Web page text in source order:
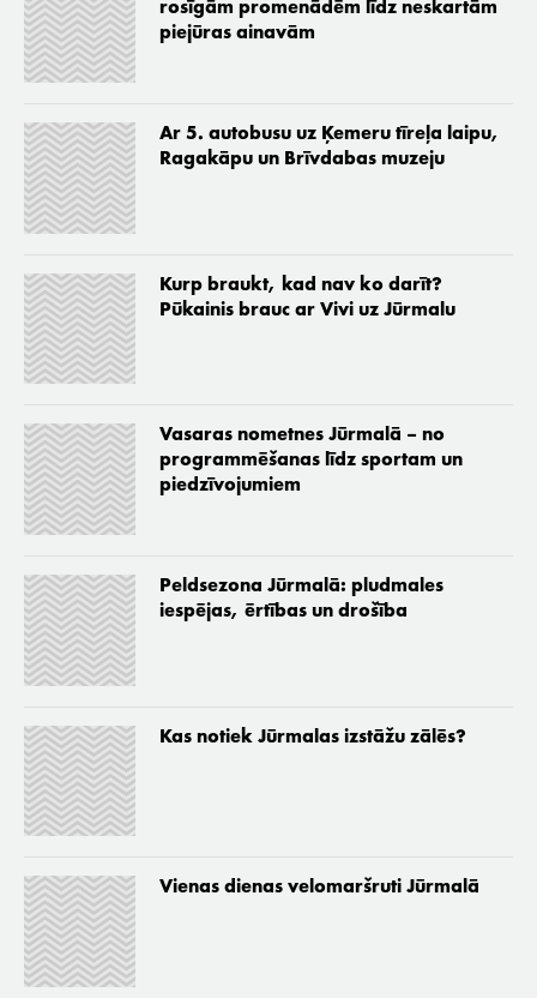
rosīgām promenādēm līdz neskartām
piejūras ainavām
Ar 5. autobusu uz Ķemeru tīreļa laipu,
Ragakāpu un Brīvdabas muzeju
Kurp braukt, kad nav ko darīt?
Pūkainis brauc ar Vivi uz Jūrmalu
Vasaras nometnes Jūrmalā – no
programmēšanas līdz sportam un
piedzīvojumiem
Peldsezona Jūrmalā: pludmales
iespējas, ērtības un drošība
Kas notiek Jūrmalas izstāžu zālēs?
Vienas dienas velomaršruti Jūrmalā